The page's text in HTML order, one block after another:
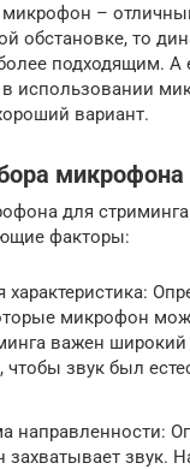
микрофон –
обстановке, то
подходящим.
в использовании
вариант.
микрофона
для стриминга
факторы:
характеристика:
микрофон
важен широкий
чтобы звук был
направленности:
захватывает звук.